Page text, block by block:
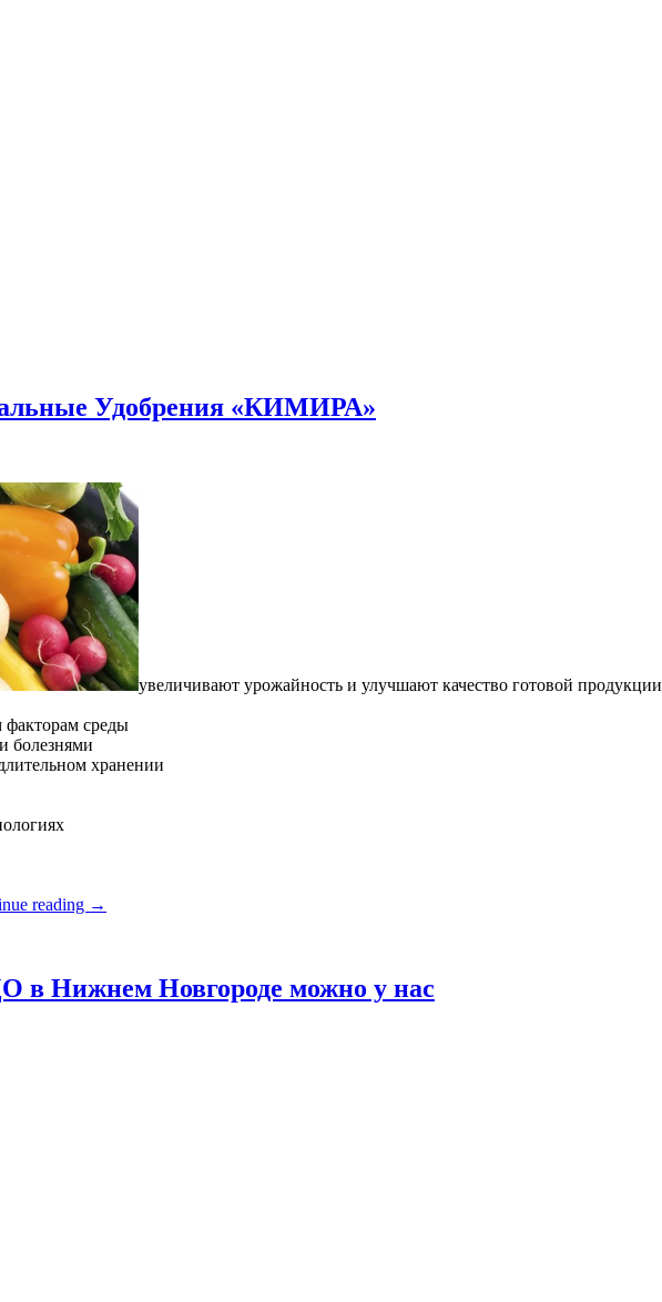
Удобрения «КИМИРА»
увеличивают урожайность и улучшают качество готовой продукции
факторам среды
болезнями
хранении
reading →
в Нижнем Новгороде можно у нас